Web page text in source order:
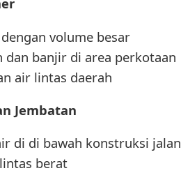
volume besar
dan banjir di area perkotaan
air lintas daerah
Jembatan
di di bawah konstruksi jalan
berat